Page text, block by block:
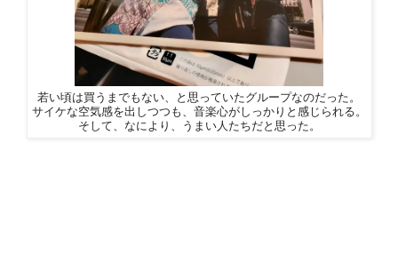
若い頃は買うまでもない、と思っていたグループなのだった。
サイケな空気感を出しつつも、音楽心がしっかりと感じられる。
そして、なにより、うまい人たちだと思った。